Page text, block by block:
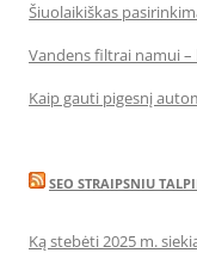
Šiuolaikiškas
Vandens filtrai namui
Kaip gauti pigesnį
SEO STRAIPSNIU
Ką stebėti 2025 m.